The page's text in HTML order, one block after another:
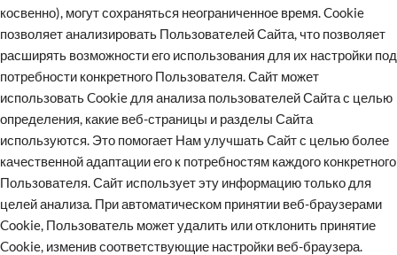
косвенно), могут сохраняться неограниченное время. Cookie
позволяет анализировать Пользователей Сайта, что позволяет
расширять возможности его использования для их настройки под
потребности конкретного Пользователя. Сайт может
использовать Cookie для анализа пользователей Сайта с целью
определения, какие веб-страницы и разделы Сайта
используются. Это помогает Нам улучшать Сайт с целью более
качественной адаптации его к потребностям каждого конкретного
Пользователя. Сайт использует эту информацию только для
целей анализа. При автоматическом принятии веб-браузерами
Cookie, Пользователь может удалить или отклонить принятие
Cookie, изменив соответствующие настройки веб-браузера.